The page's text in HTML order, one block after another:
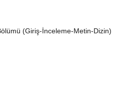
(Giriş-İnceleme-Metin-Dizin)